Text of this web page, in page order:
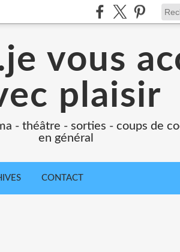
vous
plaisir
- théâtre - sorties - coups de
en général
CONTACT